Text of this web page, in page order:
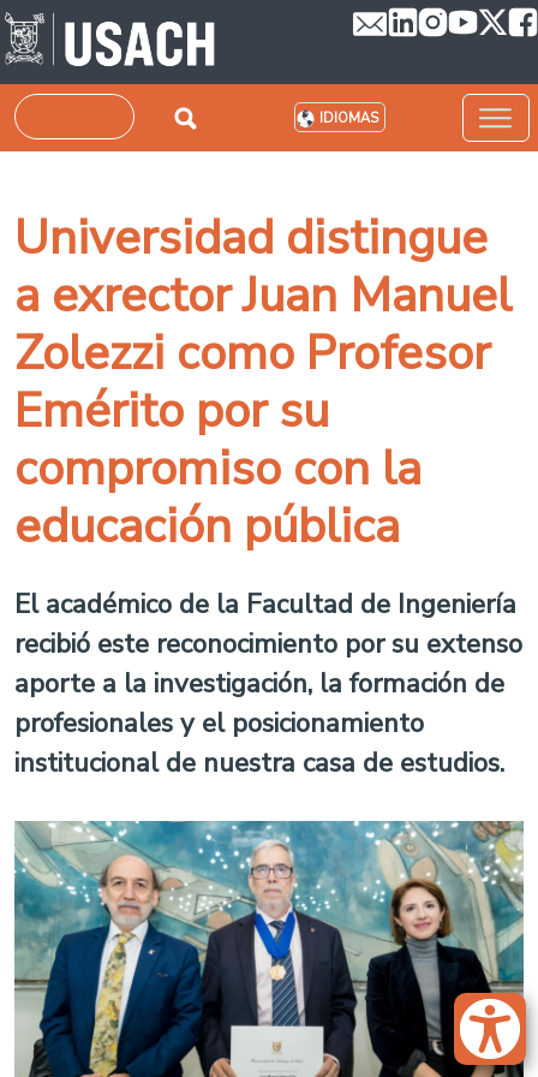
Pasar al contenido principal
Buscar IDIOMAS
Universidad distingue
a exrector Juan Manuel
Zolezzi como Profesor
Emérito por su
compromiso con la
educación pública
El académico de la Facultad de Ingeniería
recibió este reconocimiento por su extenso
aporte a la investigación, la formación de
profesionales y el posicionamiento
institucional de nuestra casa de estudios.